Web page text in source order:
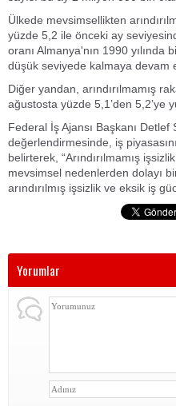
Ülkede mevsimsellikten
yüzde 5,2 ile önceki ay
oranı Almanya'nın 1990
düşük seviyede kalmaya devam
Diğer yandan, arındırılmamış
ağustosta yüzde 5,1’den 5,2’ye
Federal İş Ajansı Başkanı
değerlendirmesinde, iş
belirterek, “Arındırılmamış
mevsimsel nedenlerden dolayı
arındırılmış işsizlik ve eksik iş
Yorumlar